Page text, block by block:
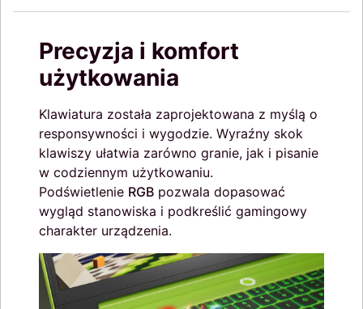
Precyzja i komfort
użytkowania
Klawiatura została zaprojektowana z myślą o
responsywności i wygodzie. Wyraźny skok
klawiszy ułatwia zarówno granie, jak i pisanie
w codziennym użytkowaniu.
Podświetlenie RGB pozwala dopasować
wygląd stanowiska i podkreślić gamingowy
charakter urządzenia.